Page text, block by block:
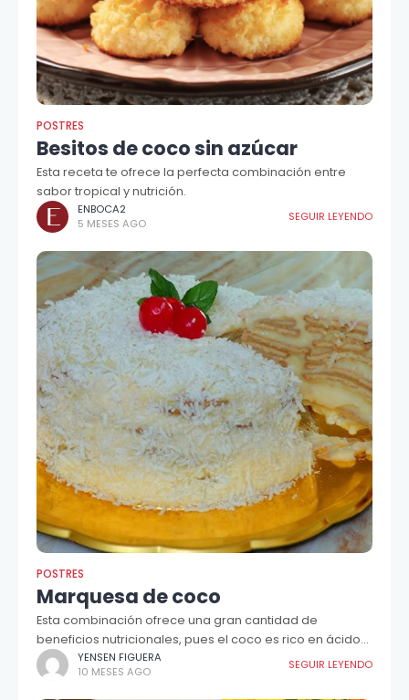
POSTRES
Besitos de coco sin azúcar
Esta receta te ofrece la perfecta combinación entre
sabor tropical y nutrición.
ENBOCA2
5 MESES AGO
SEGUIR LEYENDO
POSTRES
Marquesa de coco
Esta combinación ofrece una gran cantidad de
beneficios nutricionales, pues el coco es rico en ácido
láurico.YENSEN FIGUERA
10 MESES AGO
SEGUIR LEYENDO